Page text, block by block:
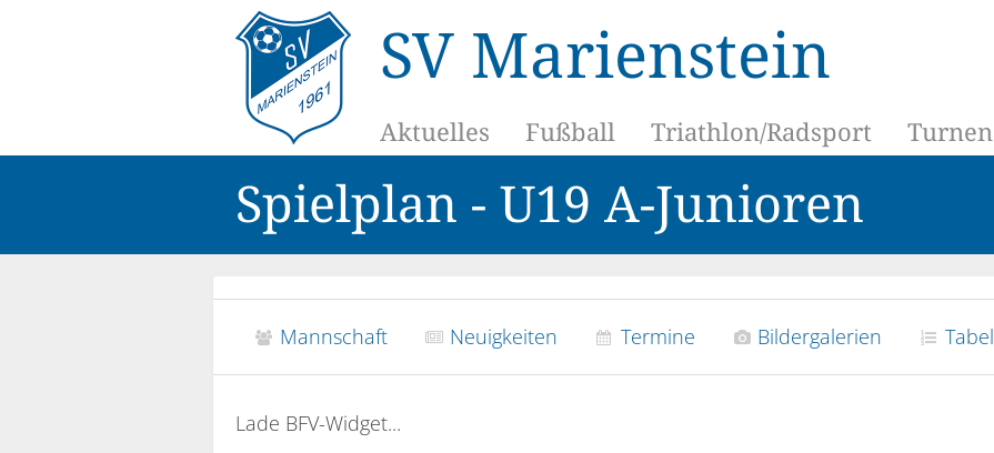
SV Marienstein
Aktuelles Fußball Triathlon/Radsport Turnen
Spielplan - U19 A-Junioren
Mannschaft Neuigkeiten Termine Bildergalerien
Lade BFV-Widget...